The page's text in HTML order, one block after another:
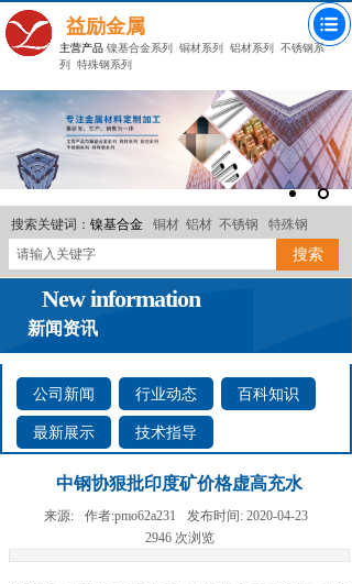
益励金属
主营产品 镍基合金系列 铜材系列 铝材系列
不锈钢系
列
特殊钢系列
搜索关键词： 镍基合金 铜材 铝材 不锈钢 特殊钢
搜索
新闻资讯
New information
公司新闻 行业动态 百科知识
最新展示 技术指导
中钢协狠批印度矿价格虚高充水
来源: 作者:pmo62a231 发布时间: 2020-04-23
2946 次浏览